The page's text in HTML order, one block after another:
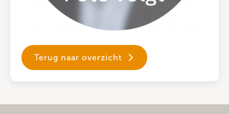
Terug naar overzicht